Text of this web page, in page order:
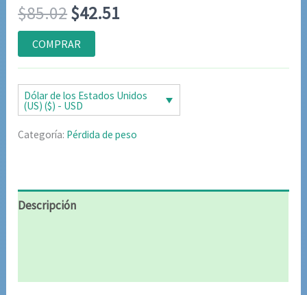
con4.75de
5 en base
a
valoraciones
de clientes
$85.02El
precio
original
era:
$85.02.
$42.51
actual
es:
$42.51.
COMPRAR
Dólar de los Estados Unidos
(US) ($) - USD
Categoría: Pérdida de peso
Descripción